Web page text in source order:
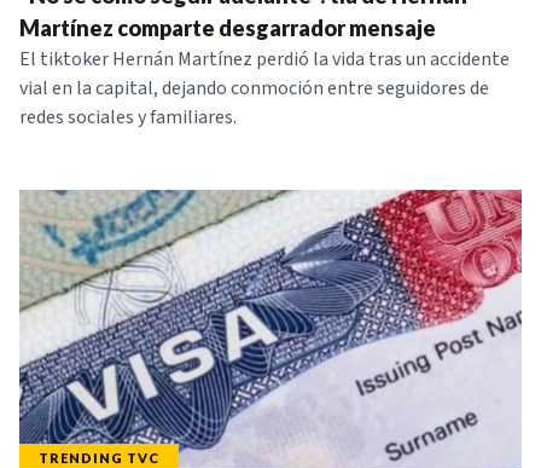
NOTICIAS
SERIES
Martínez comparte desgarrador mensaje
El tiktoker Hernán Martínez perdió la vida tras un accidente
vial en la capital, dejando conmoción entre seguidores de
redes sociales y familiares.
TRENDING TVC